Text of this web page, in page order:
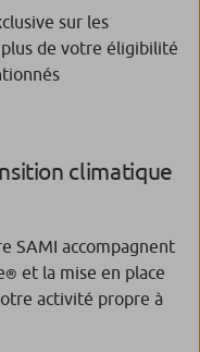
sur les
de votre éligibilité
climatique
SAMI accompagnent
® et la mise en place
activité propre à